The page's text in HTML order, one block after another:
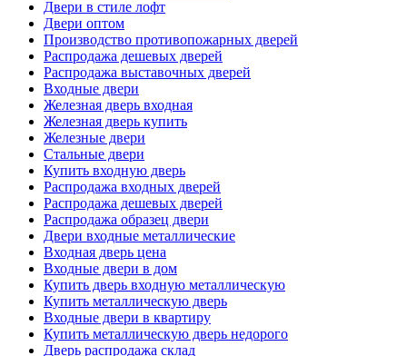
Двери в стиле лофт
Двери оптом
Производство противопожарных дверей
Распродажа дешевых дверей
Распродажа выставочных дверей
Входные двери
Железная дверь входная
Железная дверь купить
Железные двери
Стальные двери
Купить входную дверь
Распродажа входных дверей
Распродажа дешевых дверей
Распродажа образец двери
Двери входные металлические
Входная дверь цена
Входные двери в дом
Купить дверь входную металлическую
Купить металлическую дверь
Входные двери в квартиру
Купить металлическую дверь недорого
Дверь распродажа склад